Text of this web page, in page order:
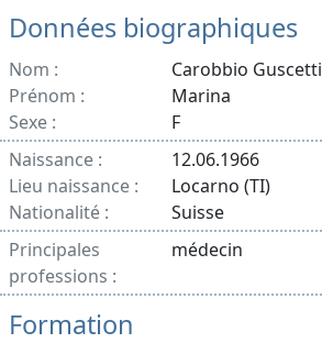
Données biographiques
Nom :
Carobbio Guscetti
Prénom :
Marina
Sexe :
F
Naissance :
12.06.1966
Lieu naissance :
Locarno (TI)
Nationalité :
Suisse
Principales
professions :
médecin
Formation